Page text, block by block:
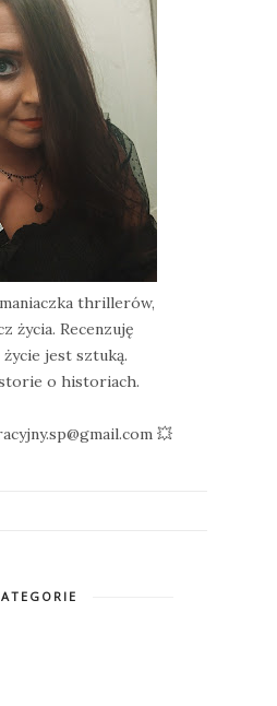
thrillerów,
życia. Recenzuję
jest sztuką.
o historiach.
💥